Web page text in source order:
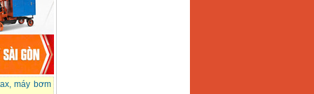
,máy bơm